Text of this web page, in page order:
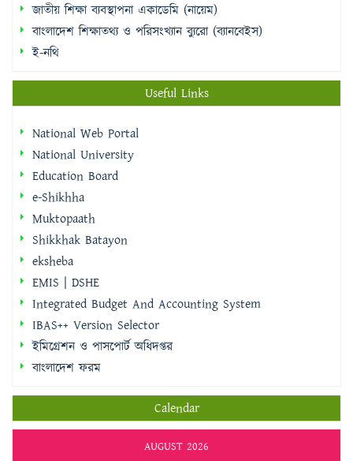
জাতীয় শিক্ষা ব্যবস্থাপনা একাডেমি (নায়েম)
বাংলাদেশ শিক্ষাতথ্য ও পরিসংখ্যান ব্যুরো (ব্যানবেইস)
ই-নথি
Useful Links
National Web Portal
National University
Education Board
e-Shikhha
Muktopaath
Shikkhak Batayon
eksheba
EMIS | DSHE
Integrated Budget And Accounting System
IBAS++ Version Selector
ইমিগ্রেশন ও পাসপোর্ট অধিদপ্তর
বাংলাদেশ ফরম
Calendar
AUGUST 2026